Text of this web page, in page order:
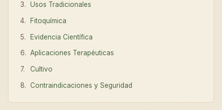
Usos Tradicionales
Fitoquímica
Evidencia Científica
Aplicaciones Terapéuticas
Cultivo
Contraindicaciones y Seguridad